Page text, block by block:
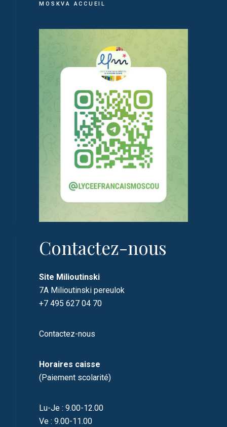
MOSKVA ACCUEIL
Contactez-nous
Site Milioutinski
7A Milioutinski pereulok
+7 495 627 04 70
Contactez-nous
Horaires caisse
(Paiement scolarité)
Lu-Je : 9.00-12.00
Ve : 9.00-11.00